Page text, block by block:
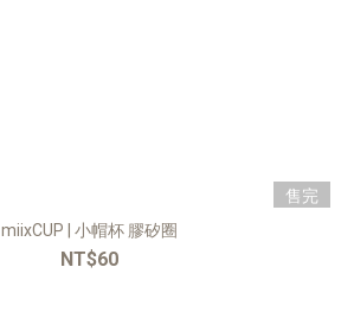
售完
miixCUP | ⼩帽杯 膠矽圈
NT$60